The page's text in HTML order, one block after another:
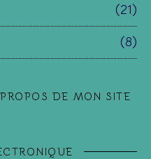
(21)
(8)
DE MON SITE